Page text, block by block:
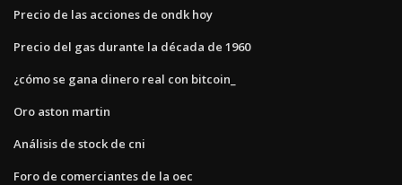
Precio de las acciones de ondk hoy
Precio del gas durante la década de 1960
¿cómo se gana dinero real con bitcoin_
Oro aston martin
Análisis de stock de cni
Foro de comerciantes de la oec